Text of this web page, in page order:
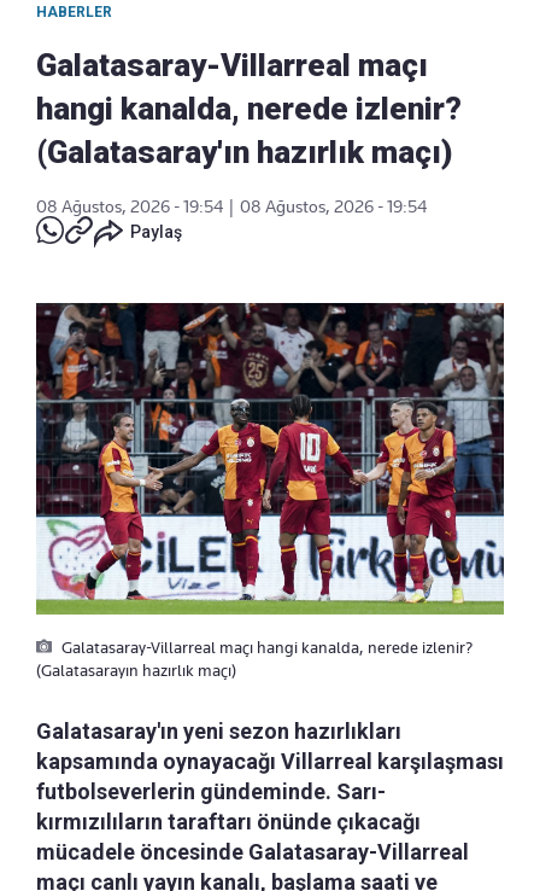
HABERLER
Galatasaray-Villarreal maçı
hangi kanalda, nerede izlenir?
(Galatasaray'ın hazırlık maçı)
08 Ağustos, 2026 - 19:54
08 Ağustos, 2026 - 19:54
Paylaş
Galatasaray-Villarreal maçı hangi kanalda, nerede izlenir?
(Galatasarayın hazırlık maçı)
Galatasaray'ın yeni sezon hazırlıkları
kapsamında oynayacağı Villarreal karşılaşması
futbolseverlerin gündeminde. Sarı-
kırmızılıların taraftarı önünde çıkacağı
mücadele öncesinde Galatasaray-Villarreal
maçı canlı yayın kanalı, başlama saati ve